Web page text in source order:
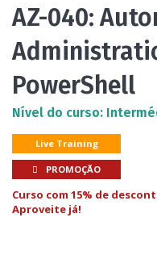
AZ-040:
PowerShell
Nível do curso:
Live Training
PROMOÇÃO
Curso com 15% de
Aproveite já!